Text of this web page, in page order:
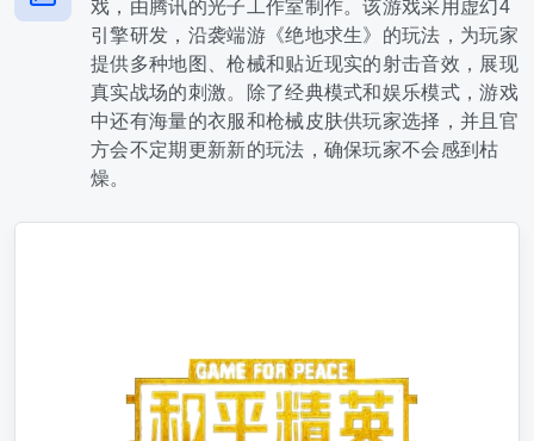
戏，由腾讯的光子工作室制作。该游戏采用虚幻4
引擎研发，沿袭端游《绝地求生》的玩法，为玩家
提供多种地图、枪械和贴近现实的射击音效，展现
真实战场的刺激。除了经典模式和娱乐模式，游戏
中还有海量的衣服和枪械皮肤供玩家选择，并且官
方会不定期更新新的玩法，确保玩家不会感到枯
燥。